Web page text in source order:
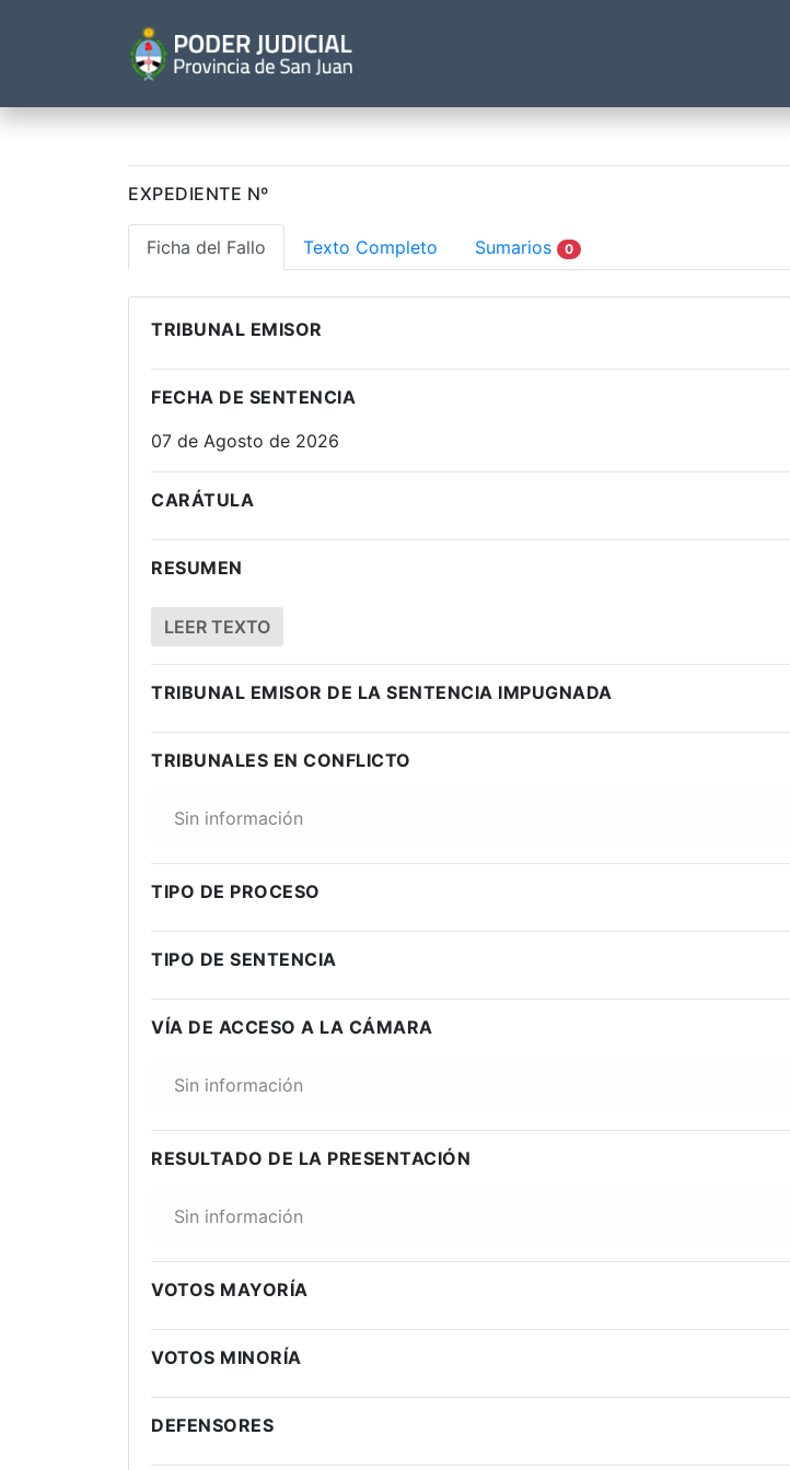
EXPEDIENTE Nº
Ficha del Fallo Texto Completo Sumarios 0
TRIBUNAL EMISOR
FECHA DE SENTENCIA
07 de Agosto de 2026
CARÁTULA
RESUMEN
LEER TEXTO
TRIBUNAL EMISOR DE LA SENTENCIA IMPUGNADA
TRIBUNALES EN CONFLICTO
Sin información
TIPO DE PROCESO
TIPO DE SENTENCIA
VÍA DE ACCESO A LA CÁMARA
Sin información
RESULTADO DE LA PRESENTACIÓN
Sin información
VOTOS MAYORÍA
VOTOS MINORÍA
DEFENSORES